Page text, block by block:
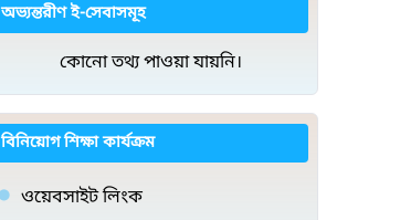
অভ্যন্তরীণ ই-সেবাসমূহ
কোনো তথ্য পাওয়া যায়নি।
বিনিয়োগ শিক্ষা কার্যক্রম
ওয়েবসাইট লিংক